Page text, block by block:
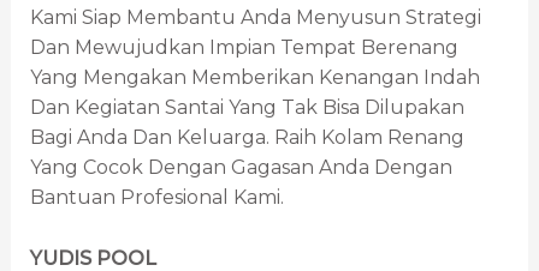
Kami Siap Membantu Anda Menyusun Strategi
Dan Mewujudkan Impian Tempat Berenang
Yang Mengakan Memberikan Kenangan Indah
Dan Kegiatan Santai Yang Tak Bisa Dilupakan
Bagi Anda Dan Keluarga. Raih Kolam Renang
Yang Cocok Dengan Gagasan Anda Dengan
Bantuan Profesional Kami.
YUDIS POOL